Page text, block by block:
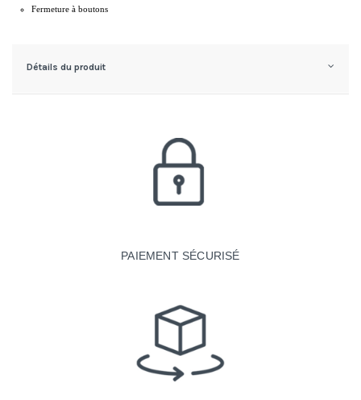
Fermeture à boutons
Détails du produit
PAIEMENT SÉCURISÉ